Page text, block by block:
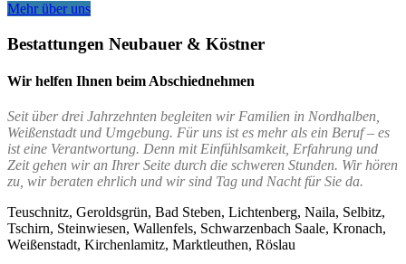
Mehr über uns
Bestattungen Neubauer & Köstner
Wir helfen Ihnen beim Abschiednehmen
Seit über drei Jahrzehnten begleiten wir Familien in Nordhalben,
Weißenstadt und Umgebung. Für uns ist es mehr als ein Beruf – es
ist eine Verantwortung. Denn mit Einfühlsamkeit, Erfahrung und
Zeit gehen wir an Ihrer Seite durch die schweren Stunden. Wir hören
zu, wir beraten ehrlich und wir sind Tag und Nacht für Sie da.
Teuschnitz, Geroldsgrün, Bad Steben, Lichtenberg, Naila, Selbitz,
Tschirn, Steinwiesen, Wallenfels, Schwarzenbach Saale, Kronach,
Weißenstadt, Kirchenlamitz, Marktleuthen, Röslau